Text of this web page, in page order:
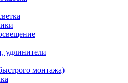
удлинители
монтажа)